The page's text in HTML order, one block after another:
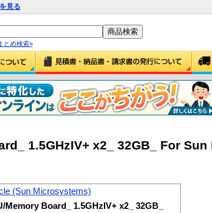
見る
とめ検索»
1.5GHzIV+ x2_ 32GB_ For Sun
(Sun Microsystems)
Memory Board_ 1.5GHzIV+ x2_ 32GB_